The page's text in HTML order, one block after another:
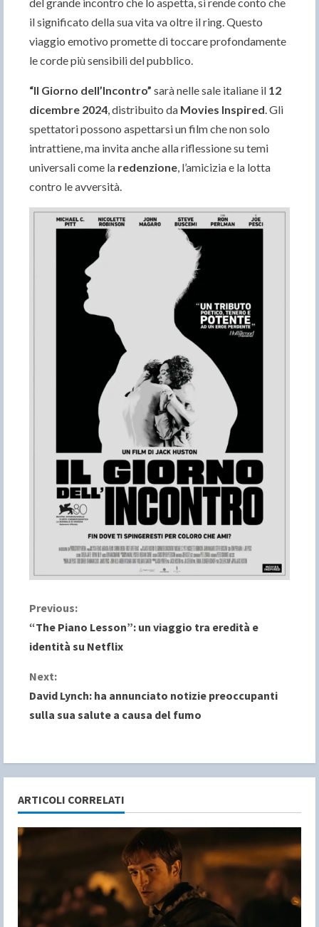
il significato della sua vita va oltre il ring. Questo
viaggio emotivo promette di toccare profondamente
le corde più sensibili del pubblico.
“Il Giorno dell’Incontro” sarà nelle sale italiane il 12
dicembre 2024 , distribuito da Movies Inspired . Gli
spettatori possono aspettarsi un film che non solo
intrattiene, ma invita anche alla riflessione su temi
universali come la redenzione , l’amicizia e la lotta
contro le avversità.
C
o
n
t
n
u
e
Previous:
“The Piano Lesson”: un viaggio tra eredità e
identità su Netflix
Next:
David Lynch: ha annunciato notizie preoccupanti
sulla sua salute a causa del fumo
ARTICOLI CORRELATI